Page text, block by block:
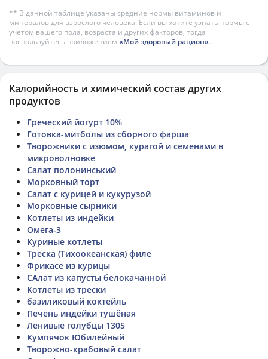
** В данной таблице указаны средние нормы витаминов и
минералов для взрослого человека. Если вы хотите узнать нормы с
учетом вашего пола, возраста и других факторов, тогда
воспользуйтесь приложением «Мой здоровый рацион».
Калорийность и химический состав других
продуктов
Греческий йогурт 10%
Готовка-митболы из сборного фарша
Творожники с изюмом, курагой и семенами в
микроволновке
Салат полонинський
Морковный торт
Салат с курицей и кукурузой
Морковные сырники
Котлеты из индейки
Омега-3
Куриные котлеты
Треска (Тихоокеанская) филе
Фрикасе из курицы
САлат из капусты белокачанной
Котлеты из трески
базиликовый коктейль
Печень индейки тушёная
Ленивые голубцы 1305
Кумпячок Юбилейный
Творожно-крабовый салат